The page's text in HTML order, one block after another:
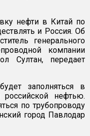
нефти в Китай по
и Россия. Об
генерального
компании
Султан, передает
заполняться в
российской нефтью.
по трубопроводу
город Павлодар